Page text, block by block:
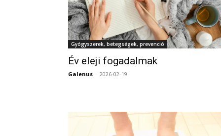
Gyógyszerek, betegségek, prevenció
Év eleji fogadalmak
Galenus - 2026-02-19